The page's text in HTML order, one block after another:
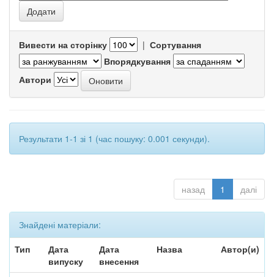
Вивести на сторінку | Сортування
Впорядкування
Автори
Результати 1-1 зі 1 (час пошуку: 0.001 секунди).
назад 1 далі
Знайдені матеріали:
Тип
Дата
випуску
Дата
внесення
Назва Автор(и)